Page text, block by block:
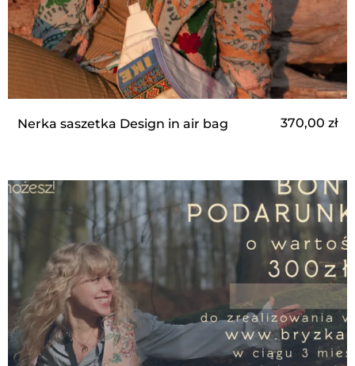
Nerka saszetka Design in air bag 370,00 zł